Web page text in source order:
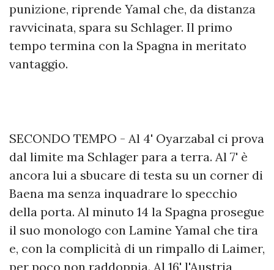
punizione, riprende Yamal che, da distanza
ravvicinata, spara su Schlager. Il primo
tempo termina con la Spagna in meritato
vantaggio.
SECONDO TEMPO - Al 4' Oyarzabal ci prova
dal limite ma Schlager para a terra. Al 7' è
ancora lui a sbucare di testa su un corner di
Baena ma senza inquadrare lo specchio
della porta. Al minuto 14 la Spagna prosegue
il suo monologo con Lamine Yamal che tira
e, con la complicità di un rimpallo di Laimer,
per poco non raddoppia. Al 16' l'Austria